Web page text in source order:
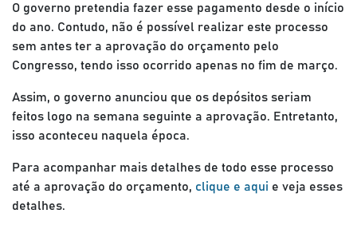
O governo pretendia fazer esse pagamento desde o início
do ano. Contudo, não é possível realizar este processo
sem antes ter a aprovação do orçamento pelo
Congresso, tendo isso ocorrido apenas no fim de março.
Assim, o governo anunciou que os depósitos seriam
feitos logo na semana seguinte a aprovação. Entretanto,
isso aconteceu naquela época.
Para acompanhar mais detalhes de todo esse processo
até a aprovação do orçamento, clique e aqui e veja esses
detalhes.